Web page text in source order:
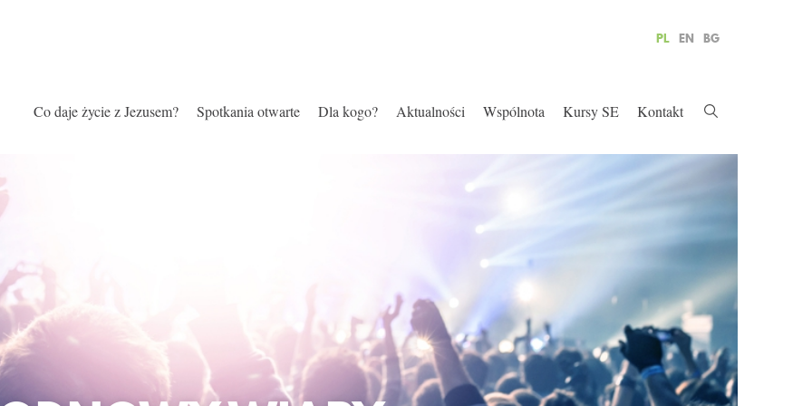
PL EN BG
Co daje życie z Jezusem? Spotkania otwarte Dla kogo? Aktualności Wspólnota Kursy SE Kontakt